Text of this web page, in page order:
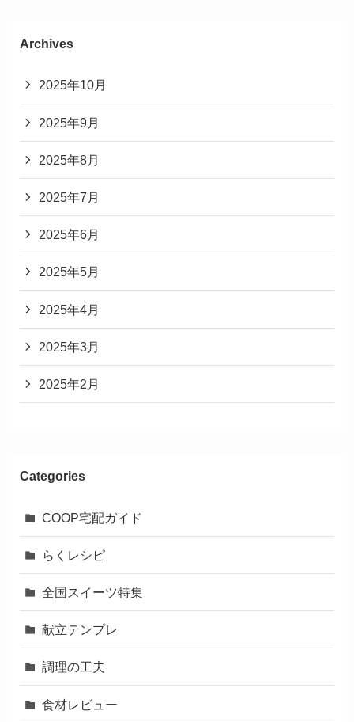
Archives
2025年10月
2025年9月
2025年8月
2025年7月
2025年6月
2025年5月
2025年4月
2025年3月
2025年2月
Categories
COOP宅配ガイド
らくレシピ
全国スイーツ特集
献立テンプレ
調理の工夫
食材レビュー